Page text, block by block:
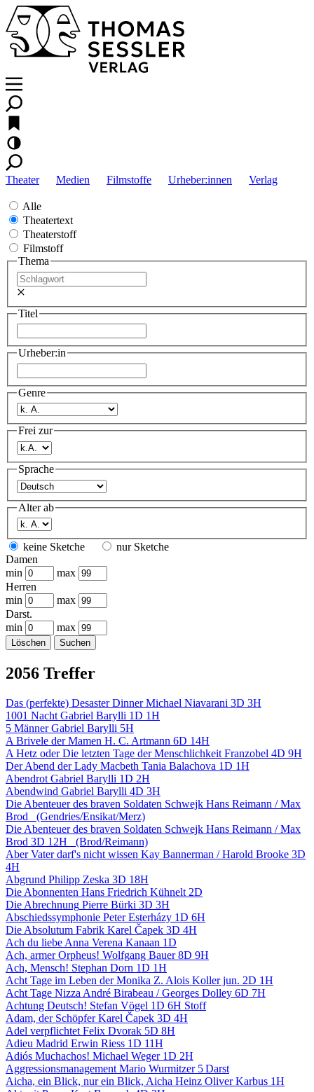
Theater Medien Filmstoffe Urheber:innen Verlag
Alle
Theatertext
Theaterstoff
Filmstoff
Thema
Titel
Urheber:in
Genre
Frei zur
Sprache
Alter ab
keine Sketche
nur Sketche
Damen
min
max
Herren
min
max
Darst.
min
max
2056 Treffer
Das (perfekte) Desaster Dinner Michael Niavarani 3D 3H
1001 Nacht Gabriel Barylli 1D 1H
5 Männer Gabriel Barylli 5H
A Brivele der Mamen H. C. Artmann 6D 14H
A Hetz oder Die letzten Tage der Menschlichkeit Franzobel 4D 9H
Der Abend der Lady Macbeth Tania Balachova 1D 1H
Abendrot Gabriel Barylli 1D 2H
Abendwind Gabriel Barylli 4D 3H
Die Abenteuer des braven Soldaten Schwejk Hans Reimann / Max
Brod
(Gendries/Ensikat/Merz)
Die Abenteuer des braven Soldaten Schwejk Hans Reimann / Max
Brod 3D 12H
(Brod/Reimann)
Aber Vater darf's nicht wissen Kay Bannerman / Harold Brooke 3D
4H
Abgrund Philipp Zeska 3D 18H
Die Abonnenten Hans Friedrich Kühnelt 2D
Die Abrechnung Pierre Bürki 3D 3H
Abschiedssymphonie Peter Esterházy 1D 6H
Die Absolutum Fabrik Karel Čapek 3D 4H
Ach du liebe Anna Verena Kanaan 1D
Ach, armer Orpheus! Wolfgang Bauer8D 9H
Ach, Mensch! Stephan Dorn 1D 1H
Acht Tage im Leben der Monika Z. Alois Koller jun. 2D 1H
Acht Tage Nizza André Birabeau / Georges Dolley 6D 7H
Achtung Deutsch! Stefan Vögel 1D 6H Stoff
Adam, der Schöpfer Karel Čapek 3D 4H
Adel verpflichtet Felix Dvorak 5D 8H
Adieu Madrid Erwin Riess 1D 11H
Adiós Muchachos! Michael Weger1D 2H
Aggressionsmanagement Mario Wurmitzer5 Darst
Aicha, ein Blick, nur ein Blick, Aicha Heinz Oliver Karbus 1H